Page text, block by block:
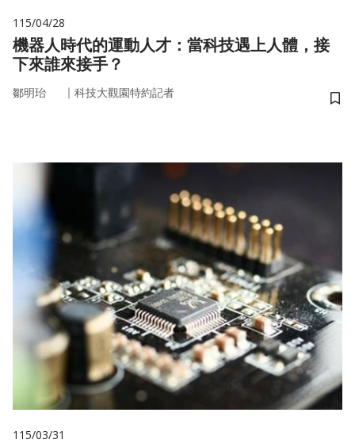
115/04/28
機器人時代的運動人才：當科技遇上人體，接
下來誰來接手？
鄒明珆 ｜ 科技大觀園特約記者
儲
115/03/31